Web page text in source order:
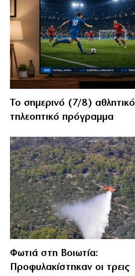
Το σημερινό (7/8) αθλητικό
τηλεοπτικό πρόγραμμα
Φωτιά στη Βοιωτία:
Προφυλακίστηκαν οι τρεις